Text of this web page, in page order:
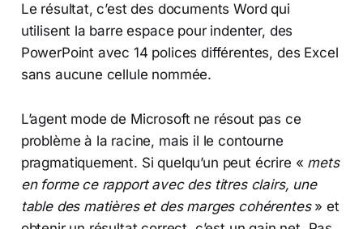
Le résultat, c’est des documents Word qui
utilisent la barre espace pour indenter, des
PowerPoint avec 14 polices différentes, des Excel
sans aucune cellule nommée.
L’agent mode de Microsoft ne résout pas ce
problème à la racine, mais il le contourne
pragmatiquement. Si quelqu’un peut écrire « mets
en forme ce rapport avec des titres clairs, une
table des matières et des marges cohérentes» et